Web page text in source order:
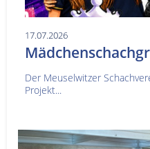
17.07.2026
Der Meuselwitzer
Projekt...